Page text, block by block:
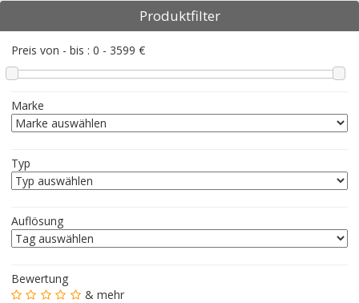
Produktfilter
Preis von - bis : 0 - 3599 €
Marke
Typ
Auflösung
Bewertung
& mehr